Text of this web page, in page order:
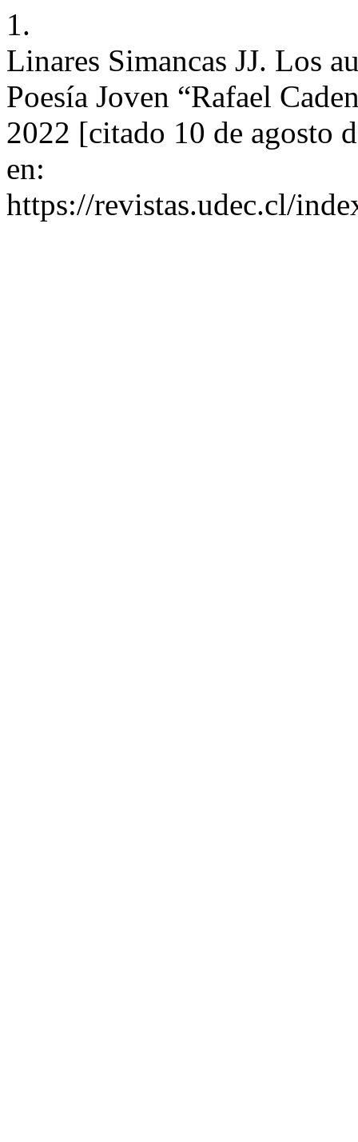
1.
Linares Simancas JJ. Los
Poesía Joven “Rafael
2022 [citado 10 de agosto
en:
https://revistas.udec.cl/